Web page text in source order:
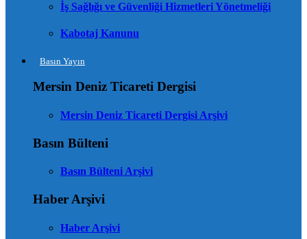
İş Sağlığı ve Güvenliği Hizmetleri Yönetmeliği
Kabotaj Kanunu
Basın Yayın
Mersin Deniz Ticareti Dergisi
Mersin Deniz Ticareti Dergisi Arşivi
Basın Bülteni
Basın Bülteni Arşivi
Haber Arşivi
Haber Arşivi